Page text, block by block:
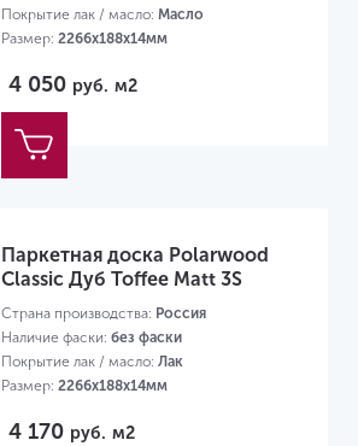
Покрытие лак / масло: Масло
Размер: 2266х188х14мм
4 050 руб. м2
Паркетная доска Polarwood
Classic Дуб Toffee Matt 3S
Страна производства: Россия
Наличие фаски: без фаски
Покрытие лак / масло: Лак
Размер: 2266х188х14мм
4 170 руб. м2